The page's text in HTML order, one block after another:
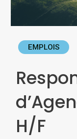
EMPLOIS
H/F